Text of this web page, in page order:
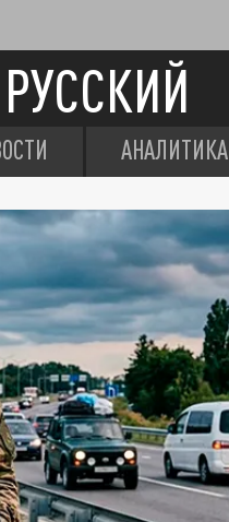
АНАЛИТИКА